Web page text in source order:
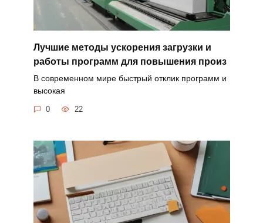
Лучшие методы ускорения загрузки и
работы программ для повышения произ
В современном мире быстрый отклик программ и
высокая
0 22